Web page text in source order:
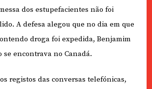
dos estupefacientes não foi
A defesa alegou que no dia em que
droga foi expedida, Benjamim
se encontrava no Canadá.
registos das conversas telefónicas,